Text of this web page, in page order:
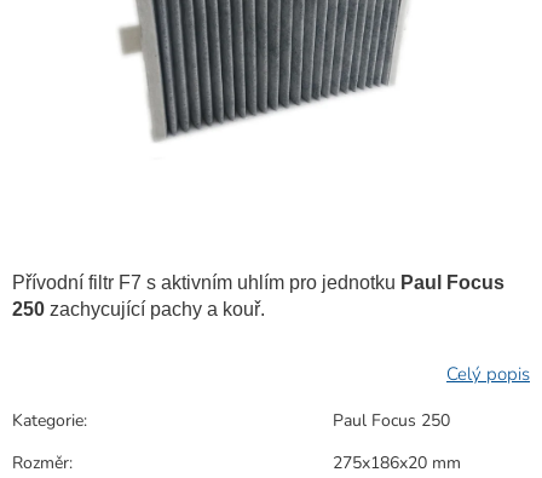
Přívodní filtr F7 s aktivním uhlím pro jednotku Paul Focus
250 zachycující pachy a kouř.
Kategorie:
Paul Focus 250
Rozměr:
275x186x20 mm